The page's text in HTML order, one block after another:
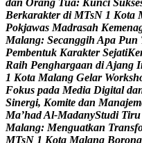
dan Orang Tua: Kunci Sukse
Berkarakter di MTsN 1 Kota
Pokjawas Madrasah Kemena
Malang: Secanggih Apa Pun
Pembentuk Karakter SejatiKe
Raih Penghargaan diAjang I
1 Kota Malang Gelar Worksh
Fokus pada Media Digital da
Sinergi, Komite dan Manajem
Ma’hadAl-MadanyStudi Tiru
Malang: Menguatkan Transf
MTsN 1 Kota Malang Borong